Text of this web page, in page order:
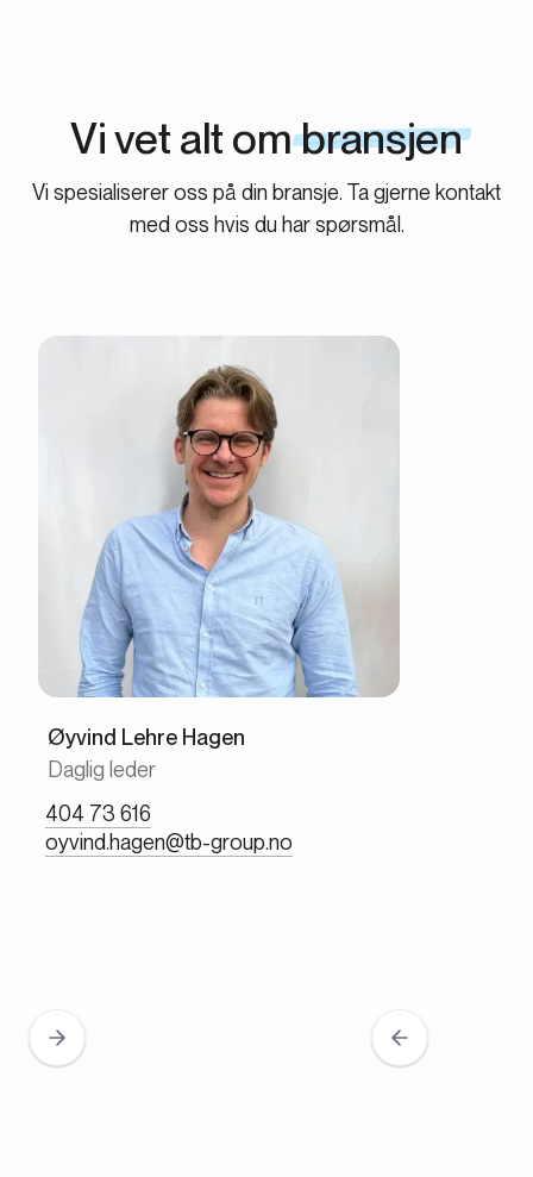
Vi vet alt ombransjen
Vi spesialiserer oss på din bransje. Ta gjerne kontakt
med oss hvis du har spørsmål.
Øyvind Lehre Hagen
Daglig leder
404 73 616
oyvind.hagen@tb-group.no